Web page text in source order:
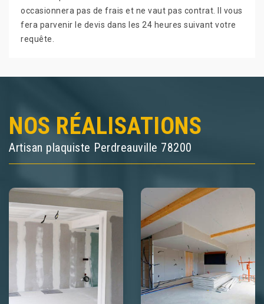
occasionnera pas de frais et ne vaut pas contrat. Il vous
fera parvenir le devis dans les 24 heures suivant votre
requête.
NOS RÉALISATIONS
Artisan plaquiste Perdreauville 78200